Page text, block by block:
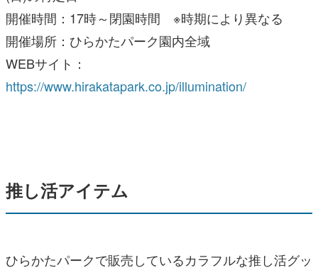
開催時間：17時～閉園時間 ※時期により異なる
開催場所：ひらかたパーク園内全域
WEBサイト：
https://www.hirakatapark.co.jp/illumination/
推し活アイテム
ひらかたパークで販売しているカラフルな推し活グッ